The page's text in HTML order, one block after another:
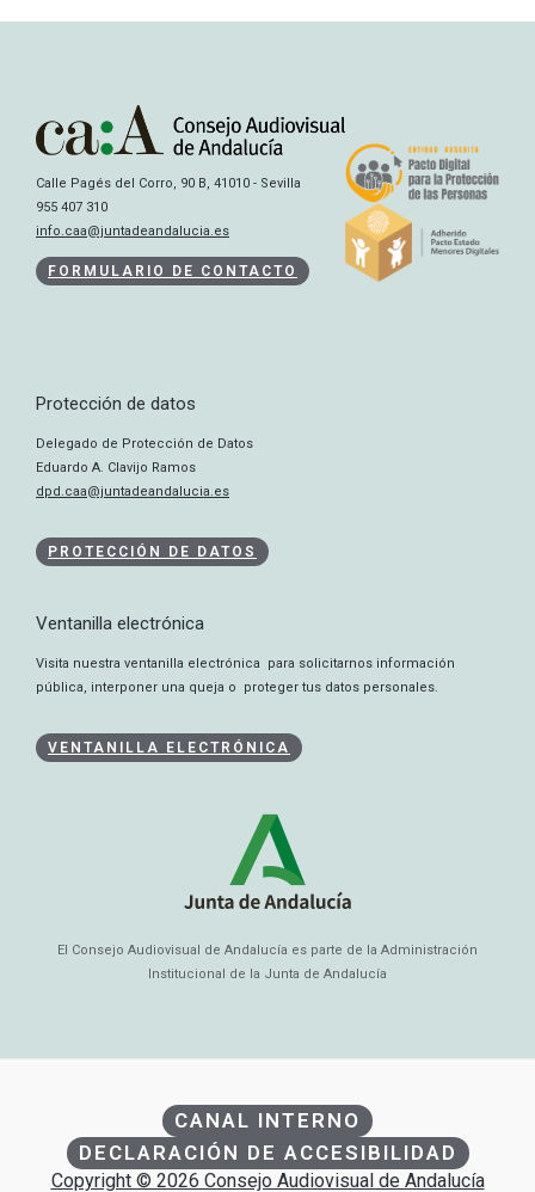
Calle Pagés del Corro, 90 B, 41010 - Sevilla
955 407 310
info.caa@juntadeandalucia.es
FORMULARIO DE CONTACTO
Protección de datos
Delegado de Protección de Datos
Eduardo A. Clavijo Ramos
dpd.caa@juntadeandalucia.es
PROTECCIÓN DE DATOS
Ventanilla electrónica
Visita nuestra ventanilla electrónica para solicitarnos información
pública, interponer una queja o proteger tus datos personales.
VENTANILLA ELECTRÓNICA
El Consejo Audiovisual de Andalucía es parte de la Administración
Institucional de la Junta de Andalucía
CANAL INTERNO
DECLARACIÓN DE ACCESIBILIDAD
Copyright © 2026 Consejo Audiovisual de Andalucía